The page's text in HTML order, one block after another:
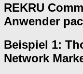
REKRU
Anwender
Beispiel 1:
Network